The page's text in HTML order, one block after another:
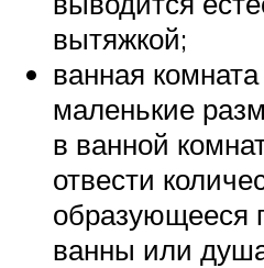
вытяжкой;
ванная
маленькие
в ванной
отвести
образующееся
ванны или